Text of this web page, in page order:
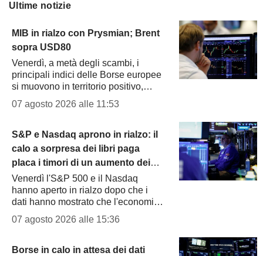
Ultime notizie
MIB in rialzo con Prysmian; Brent
sopra USD80
Venerdì, a metà degli scambi, i
principali indici delle Borse europee
si muovono in territorio positivo,
mentre le tensioni sullo Stretto di
Hormuz spingono il Brent sopra
07 agosto 2026 alle 11:53
S&P e Nasdaq aprono in rialzo: il
calo a sorpresa dei libri paga
placa i timori di un aumento dei
tassi
Venerdì l'S&P 500 e il Nasdaq
hanno aperto in rialzo dopo che i
dati hanno mostrato che l'economia
degli Stati Uniti ha inaspettatamente
perso posti di lavoro lo scorso mese,
07 agosto 2026 alle 15:36
Borse in calo in attesa dei dati